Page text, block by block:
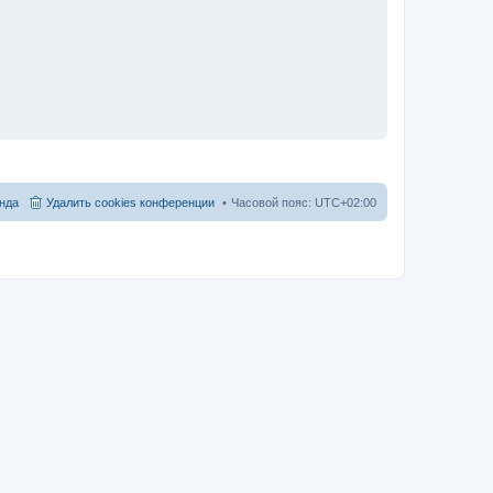
Часовой пояс: UTC+02:00
Удалить cookies конференции